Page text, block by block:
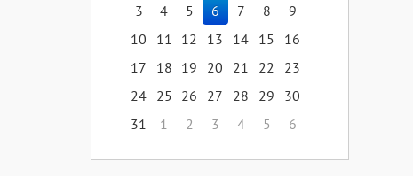
3
4 5 6 7 8
9
10
11 12 13 14 15
16
17
18 19 20 21 22
23
24 25 26 27 28 29
30
31
1 2 3 4 5 6